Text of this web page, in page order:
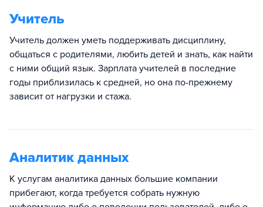
Учитель
Учитель должен уметь поддерживать дисциплину,
общаться с родителями, любить детей и знать, как найти
с ними общий язык. Зарплата учителей в последние
годы приблизилась к средней, но она по-прежнему
зависит от нагрузки и стажа.
Аналитик данных
К услугам аналитика данных большие компании
прибегают, когда требуется собрать нужную